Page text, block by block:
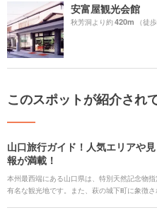
安富屋観光会館
秋芳洞より約420m （徒
このスポットが紹介され
山口旅行ガイド！人気エリアや
報が満載！
本州最西端にある山口県は、特別天然記念物
有名な観光地です。また、萩の城下町に象徴